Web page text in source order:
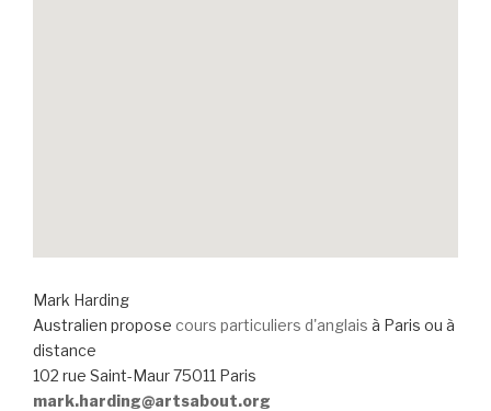
Mark Harding
Australien propose cours particuliers d'anglais à Paris ou à
distance
102 rue Saint-Maur 75011 Paris
mark.harding@artsabout.org